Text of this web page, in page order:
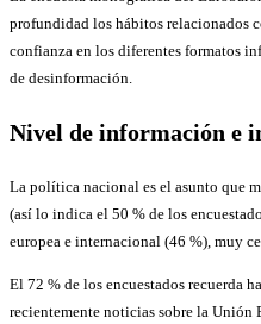
profundidad los hábitos relacionados
confianza en los diferentes formatos
de desinformación.
Nivel de información e
La política nacional es el asunto que
(así lo indica el 50 % de los
europea e internacional (46 %), muy
El 72 % de los encuestados recuerda
recientemente noticias sobre la Unión